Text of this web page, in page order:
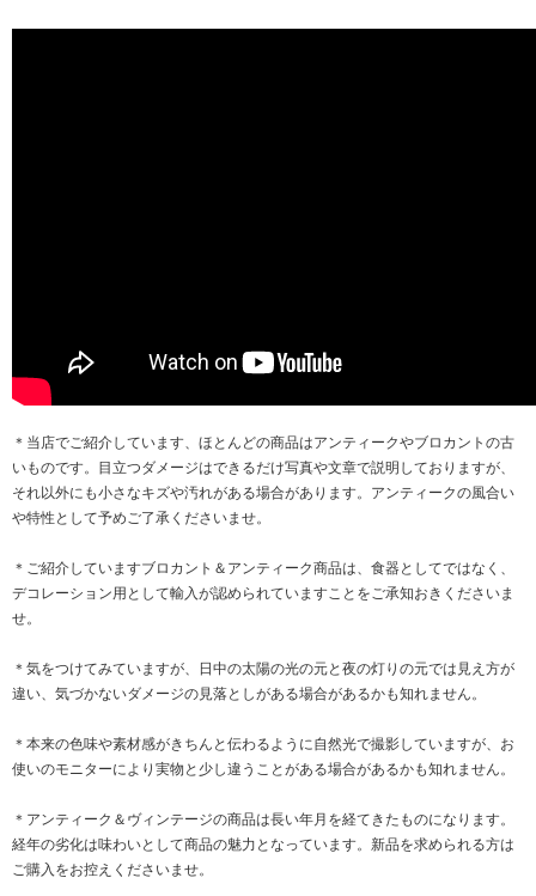
＊当店でご紹介しています、ほとんどの商品はアンティークやブロカントの古
いものです。目立つダメージはできるだけ写真や文章で説明しておりますが、
それ以外にも小さなキズや汚れがある場合があります。アンティークの風合い
や特性として予めご了承くださいませ。
＊ご紹介していますブロカント＆アンティーク商品は、食器としてではなく、
デコレーション用として輸入が認められていますことをご承知おきくださいま
せ。
＊気をつけてみていますが、日中の太陽の光の元と夜の灯りの元では見え方が
違い、気づかないダメージの見落としがある場合があるかも知れません。
＊本来の色味や素材感がきちんと伝わるように自然光で撮影していますが、お
使いのモニターにより実物と少し違うことがある場合があるかも知れません。
＊アンティーク＆ヴィンテージの商品は長い年月を経てきたものになります。
経年の劣化は味わいとして商品の魅力となっています。新品を求められる方は
ご購入をお控えくださいませ。